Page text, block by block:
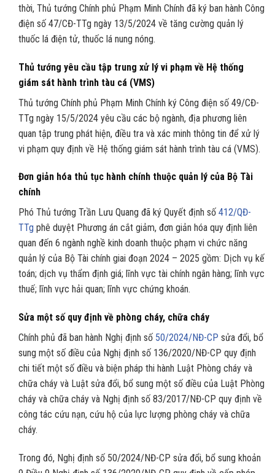
thời, Thủ tướng Chính phủ Phạm Minh Chính đã ký ban hành Công
điện số 47/CĐ-TTg ngày 13/5/2024 về tăng cường quản lý
thuốc lá điện tử, thuốc lá nung nóng.
Thủ tướng yêu cầu tập trung xử lý vi phạm về Hệ thống
giám sát hành trình tàu cá (VMS)
Thủ tướng Chính phủ Phạm Minh Chính ký Công điện số 49/CĐ-
TTg ngày 15/5/2024 yêu cầu các bộ ngành, địa phương liên
quan tập trung phát hiện, điều tra và xác minh thông tin để xử lý
vi phạm quy định về Hệ thống giám sát hành trình tàu cá (VMS).
Đơn giản hóa thủ tục hành chính thuộc quản lý của Bộ Tài
chính
Phó Thủ tướng Trần Lưu Quang đã ký Quyết định số 412/QĐ-
TTg phê duyệt Phương án cắt giảm, đơn giản hóa quy định liên
quan đến 6 ngành nghề kinh doanh thuộc phạm vi chức năng
quản lý của Bộ Tài chính giai đoạn 2024 – 2025 gồm: Dịch vụ kế
toán; dịch vụ thẩm định giá; lĩnh vực tài chính ngân hàng; lĩnh vực
thuế; lĩnh vực hải quan; lĩnh vực chứng khoán.
Sửa một số quy định về phòng cháy, chữa cháy
Chính phủ đã ban hành Nghị định số 50/2024/NĐ-CP sửa đổi, bổ
sung một số điều của Nghị định số 136/2020/NĐ-CP quy định
chi tiết một số điều và biện pháp thi hành Luật Phòng cháy và
chữa cháy và Luật sửa đổi, bổ sung một số điều của Luật Phòng
cháy và chữa cháy và Nghị định số 83/2017/NĐ-CP quy định về
công tác cứu nạn, cứu hộ của lực lượng phòng cháy và chữa
cháy.
Trong đó, Nghị định số 50/2024/NĐ-CP sửa đổi, bổ sung khoản